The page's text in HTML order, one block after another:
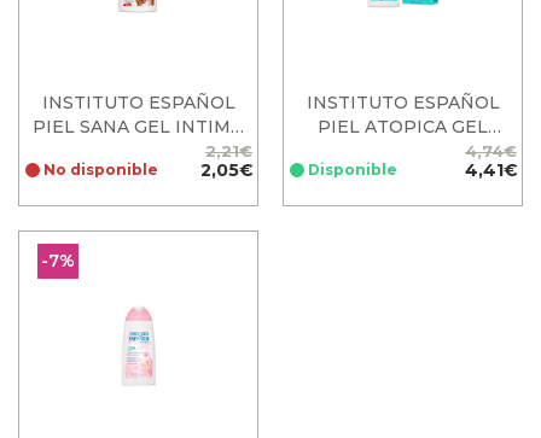
INSTITUTO ESPAÑOL
PIEL SANA GEL INTIMO
Precio
2,21€
No disponible
Precio 2,05€
INSTITUTO ESPAÑOL
PIEL ATOPICA GEL
INTIMO 300ML
Precio
4,74€
Disponible
Precio 4,41€
-7%